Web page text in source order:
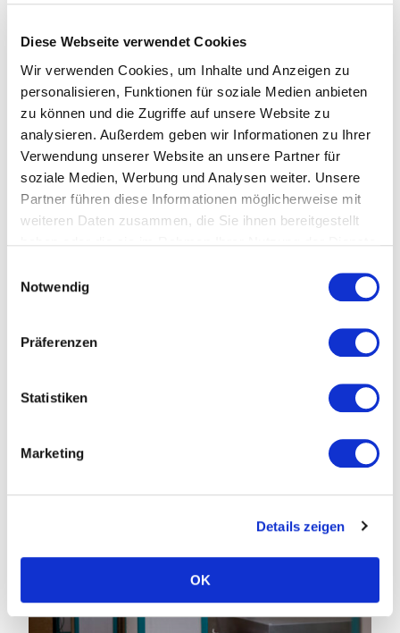
Diese Webseite verwendet Cookies
Wir verwenden Cookies, um Inhalte und Anzeigen zu
personalisieren, Funktionen für soziale Medien anbieten
zu können und die Zugriffe auf unsere Website zu
analysieren. Außerdem geben wir Informationen zu Ihrer
Verwendung unserer Website an unsere Partner für
soziale Medien, Werbung und Analysen weiter. Unsere
Partner führen diese Informationen möglicherweise mit
weiteren Daten zusammen, die Sie ihnen bereitgestellt
Notwendig
Präferenzen
Statistiken
Marketing
Details zeigen
OK
Julia Peham-Zecha ©Michaela Scharrer